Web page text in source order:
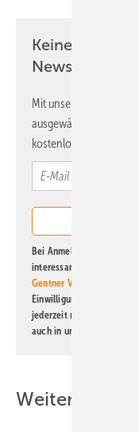
Keine Zeit?
Newsletter!
Mit unserem
ausgewählte
kostenlos direkt ins
Bei Anmeldung zu
interessante Verlags- und
Gentner Verlag GmbH &
Einwilligung kann ich
jederzeit möglich.
auch in unserer
Weitere Inhalte